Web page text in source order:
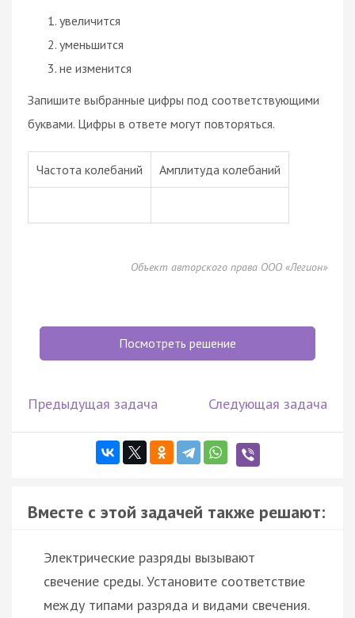
увеличится
уменьшится
не изменится
Запишите выбранные цифры под соответствующими
буквами. Цифры в ответе могут повторяться.
Частота колебаний Амплитуда колебаний
Объект авторского права ООО «Легион»
Посмотреть решение
Предыдущая задача Следующая задача
Вместе с этой задачей также решают:
Электрические разряды вызывают
свечение среды. Установите соответствие
между типами разряда и видами свечения.